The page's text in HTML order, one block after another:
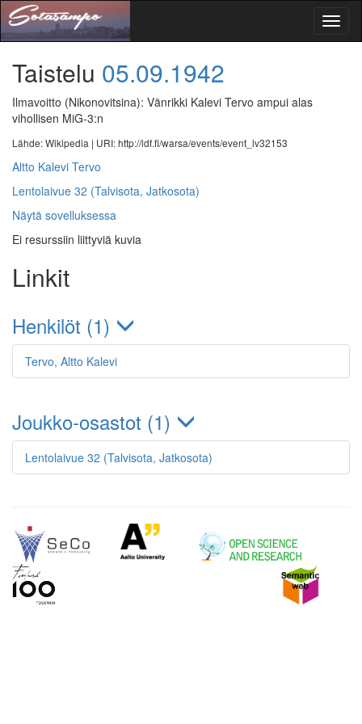
Taistelu 05.09.1942
Ilmavoitto (Nikonovitsina): Vänrikki Kalevi Tervo ampui alas
vihollisen MiG-3:n
Lähde: Wikipedia | URI: http://ldf.fi/warsa/events/event_lv32153
Altto Kalevi Tervo
Lentolaivue 32 (Talvisota, Jatkosota)
Näytä sovelluksessa
Ei resurssiin liittyviä kuvia
Linkit
Henkilöt (1)
Tervo, Altto Kalevi
Joukko-osastot (1)
Lentolaivue 32 (Talvisota, Jatkosota)